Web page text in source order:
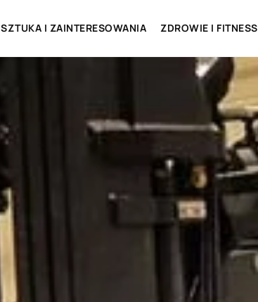
SZTUKA I ZAINTERESOWANIA ZDROWIE I FITNESS